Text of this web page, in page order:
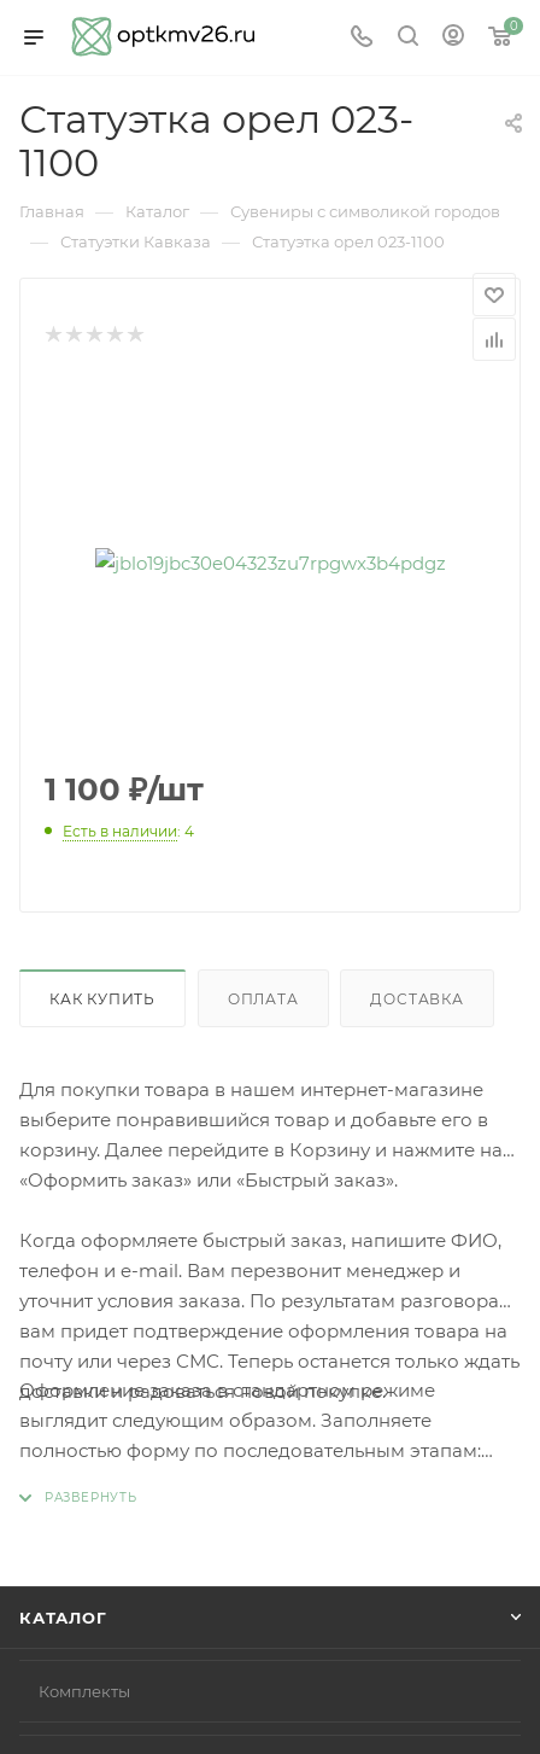
0
Статуэтка орел 023-
1100
Главная — Каталог — Сувениры с символикой городов
— Статуэтки Кавказа — Статуэтка орел 023-1100
1 100 ₽/шт
Есть в наличии: 4
КАК КУПИТЬ ОПЛАТА ДОСТАВКА
Для покупки товара в нашем интернет-магазине
выберите понравившийся товар и добавьте его в
корзину. Далее перейдите в Корзину и нажмите на
«Оформить заказ» или «Быстрый заказ».
Когда оформляете быстрый заказ, напишите ФИО,
телефон и e-mail. Вам перезвонит менеджер и
уточнит условия заказа. По результатам разговора
вам придет подтверждение оформления товара на
почту или через СМС. Теперь останется только ждать
доставки и радоваться новой покупке.
Оформление заказа в стандартном режиме
выглядит следующим образом. Заполняете
полностью форму по последовательным этапам:
КАТАЛОГ
Комплекты